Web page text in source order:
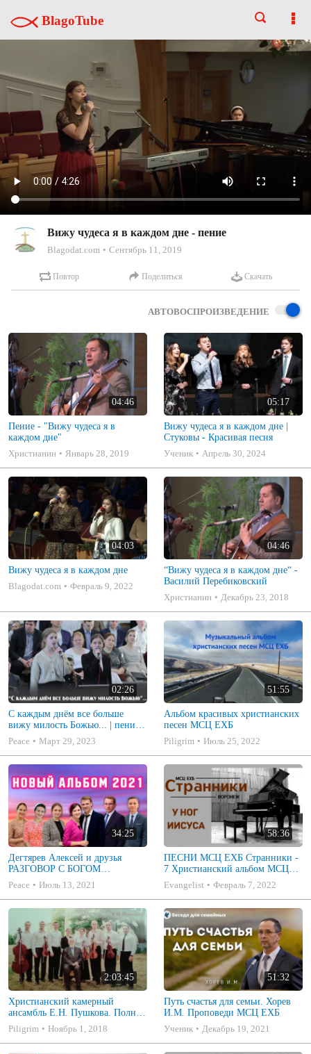
BlagoTube
Вижу чудеса я в каждом дне - пение
Blagodat.com Сентябрь 11, 2019
Повтор Поделиться Скачать
АВТОВОСПРОИЗВЕДЕНИЕ
04:46
Пение - "Вижу чудеса я в
каждом дне"
Христианин
Январь 28, 2019
05:17
Вижу чудеса я в каждом дне |
Стуковы - Красивая песня
Ученик
Апрель 30, 2024
04:03
Вижу чудеса я в каждом дне
Blagodat.com
Февраль 9, 2022
04:46
“Вижу чудеса я в каждом дне“ -
Василий Перебиковский
Христианин
Декабрь 23, 2018
02:26
С каждым днём все больше
вижу милость Божью... | пение |
Новосибирск
Peace Март 29, 2023
51:55
Альбом красивых христианских
песен МСЦ ЕХБ
Piligrim
Июль 25, 2022
34:25
Дегтярев Алексей и друзья
РАЗГОВОР С БОГОМ
Христианские песни МСЦ ЕХБ
2021 (7я)
Peace Июль 13, 2021
58:36
ПЕСНИ МСЦ ЕХБ Странники -
7 Христианский альбом МСЦ
ЕХБ
Evangelist Февраль 7, 2022
2:03:45
Христианский камерный
ансамбль Е.Н. Пушкова. Полное
собрание
Piligrim Ноябрь 1, 2018
51:32
Путь счастья для семьи. Хорев
И.М. Проповеди МСЦ ЕХБ
Ученик
Декабрь 19, 2021